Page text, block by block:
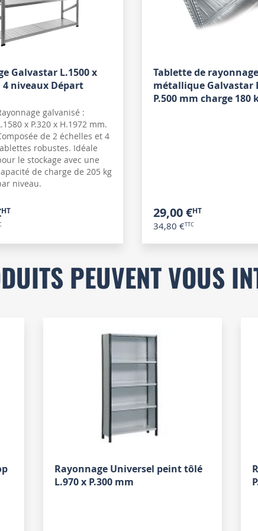
Galvastar L.1500 x
4 niveaux Départ
galvanisé :
x P.320 x H.1972 mm.
de 2 échelles et 4
robustes. Idéale
le stockage avec une
de charge de 205 kg
niveau.
Tablette de rayonnage
métallique Galvastar
P.500 mm charge 180
29,00 €
34,80 €
PEUVENT VOUS
Rayonnage Universel peint tôlé
L.970 x P.300 mm